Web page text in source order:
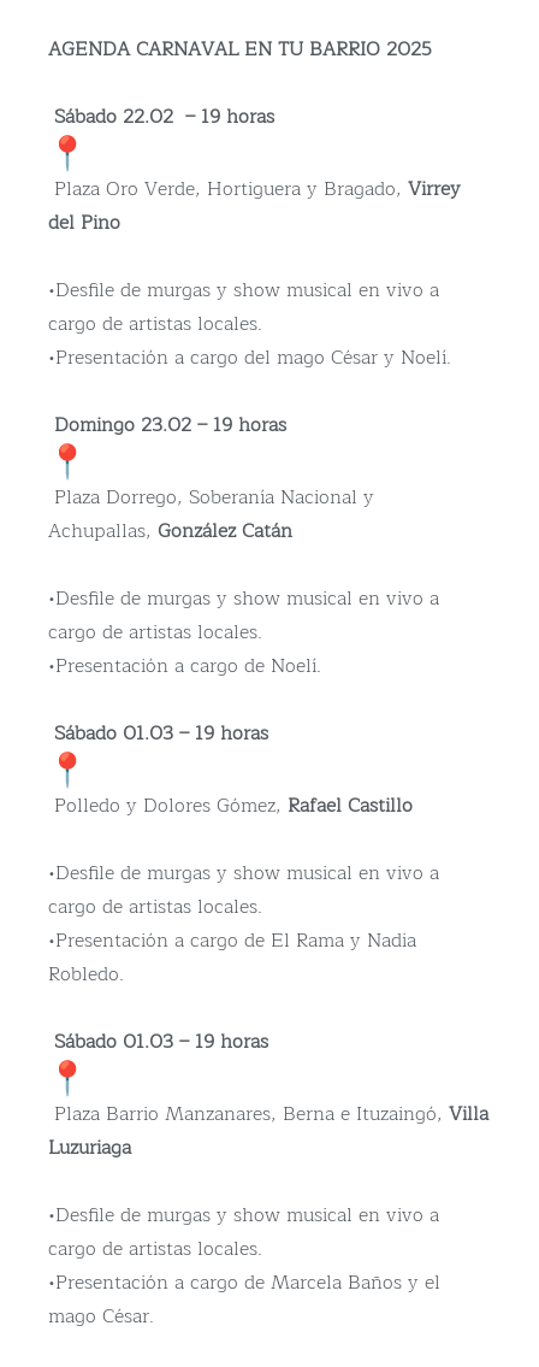
AGENDA CARNAVAL EN TU BARRIO 2025
Sábado 22.02 – 19 horas
Plaza Oro Verde, Hortiguera y Bragado, Virrey
del Pino
•Desfile de murgas y show musical en vivo a
cargo de artistas locales.
•Presentación a cargo del mago César y Noelí.
Domingo 23.02 – 19 horas
Plaza Dorrego, Soberanía Nacional y
Achupallas, González Catán
•Desfile de murgas y show musical en vivo a
cargo de artistas locales.
•Presentación a cargo de Noelí.
Sábado 01.03 – 19 horas
Polledo y Dolores Gómez, Rafael Castillo
•Desfile de murgas y show musical en vivo a
cargo de artistas locales.
•Presentación a cargo de El Rama y Nadia
Robledo.
Sábado 01.03 – 19 horas
Plaza Barrio Manzanares, Berna e Ituzaingó, Villa
Luzuriaga
•Desfile de murgas y show musical en vivo a
cargo de artistas locales.
•Presentación a cargo de Marcela Baños y el
mago César.